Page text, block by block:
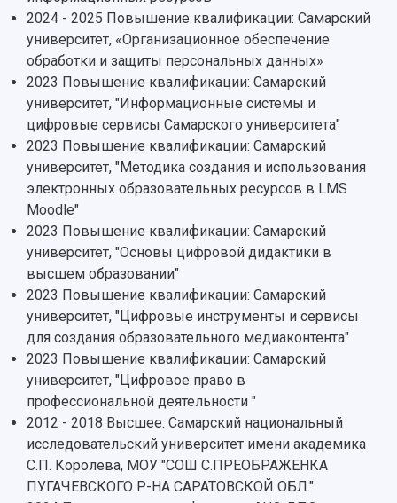
Институты и факультеты
Кафедры
Научные подразделения
Отделы и службы
Общественные организации
Институт искусственного интеллекта
Инжиниринговый центр
Аграрный карбоновый полигон
Архив
Фирменный стиль
Устойчивое развитие
Кампус
3D-тур по университету
Музеи
Учебный аэродром
Центр истории авиационных двигателей
Ботанический сад
Умный дом бабочек
Международный межвузовский кампус
Сведения об образовательной организации
Просветительский проект "Одержимы
Тестирование иностранных граждан на
знание русского языка, истории России и
основ законодательства РФ
Платные образовательные услуги
Скидки на обучение
Подготовительные курсы
Библиотека
Видеолекции
Противодействие COVID-19
исследовательской деятельностью
Материальная база
Подразделения научного обслуживания
Организационные документы
Результаты научно-исследовательской
деятельности
Научно-технические разработки
Конкурсы научных проектов и грантов
Областной конкурс "Молодой учёный"
Отчеты о научно-исследовательской
деятельности
Журналы Самарского университета
Научные конференции
Патенты
Публикации и издания
Отчеты о проведенных конференциях
2024 - 2025 Повышение квалификации: Самарский
университет, «Организационное обеспечение
обработки и защиты персональных данных»
2023 Повышение квалификации: Самарский
университет, "Информационные системы и
цифровые сервисы Самарского университета"
2023 Повышение квалификации: Самарский
университет, "Методика создания и использования
электронных образовательных ресурсов в LMS
Moodle"
2023 Повышение квалификации: Самарский
университет, "Основы цифровой дидактики в
высшем образовании"
2023 Повышение квалификации: Самарский
университет, "Цифровые инструменты и сервисы
для создания образовательного медиаконтента"
2023 Повышение квалификации: Самарский
университет, "Цифровое право в
профессиональной деятельности "
2012 - 2018 Высшее: Самарский национальный
исследовательский университет имени академика
С.П. Королева, МОУ "СОШ С.ПРЕОБРАЖЕНКА
ПУГАЧЕВСКОГО Р-НА САРАТОВСКОЙ ОБЛ."